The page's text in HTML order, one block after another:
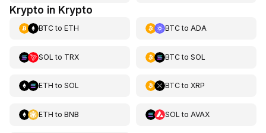
Krypto in Krypto
BTCto ETH BTCto ADA
SOL to TRX BTCto SOL
ETH to SOL BTCto XRP
ETH to BNB SOL to AVAX